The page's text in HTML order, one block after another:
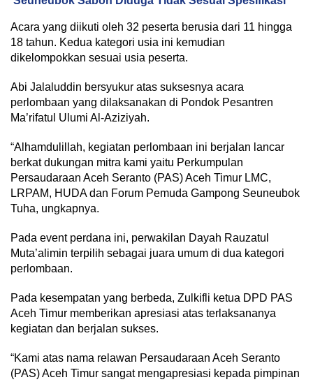
Acara yang diikuti oleh 32 peserta berusia dari 11 hingga
18 tahun. Kedua kategori usia ini kemudian
dikelompokkan sesuai usia peserta.
Abi Jalaluddin bersyukur atas suksesnya acara
perlombaan yang dilaksanakan di Pondok Pesantren
Ma’rifatul Ulumi Al-Aziziyah.
“Alhamdulillah, kegiatan perlombaan ini berjalan lancar
berkat dukungan mitra kami yaitu Perkumpulan
Persaudaraan Aceh Seranto (PAS) Aceh Timur LMC,
LRPAM, HUDA dan Forum Pemuda Gampong Seuneubok
Tuha, ungkapnya.
Pada event perdana ini, perwakilan Dayah Rauzatul
Muta’alimin terpilih sebagai juara umum di dua kategori
perlombaan.
Pada kesempatan yang berbeda, Zulkifli ketua DPD PAS
Aceh Timur memberikan apresiasi atas terlaksananya
kegiatan dan berjalan sukses.
“Kami atas nama relawan Persaudaraan Aceh Seranto
(PAS) Aceh Timur sangat mengapresiasi kepada pimpinan